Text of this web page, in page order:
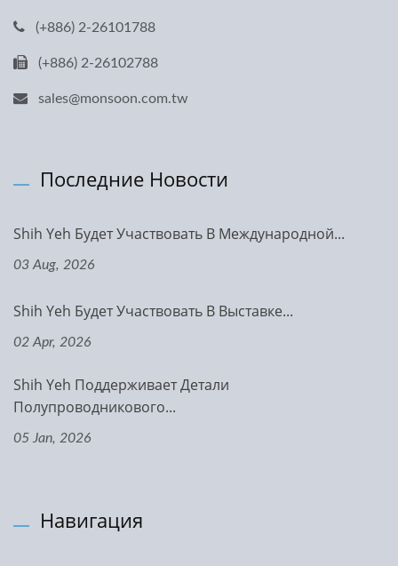
(+886) 2-26101788
(+886) 2-26102788
sales@monsoon.com.tw
Последние Новости
Shih Yeh Будет Участвовать В Международной...
03 Aug, 2026
Shih Yeh Будет Участвовать В Выставке...
02 Apr, 2026
Shih Yeh Поддерживает Детали
Полупроводникового...
05 Jan, 2026
Навигация